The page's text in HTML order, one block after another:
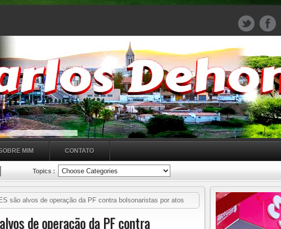
MIM CONTATO
Topics :
são alvos de operação da PF contra bolsonaristas por atos
de operação da PF contra